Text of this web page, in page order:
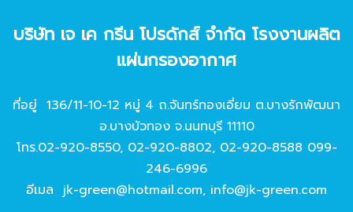
บริษัท เจ เค กรีน โปรดักส์ จํากัด โรงงานผลิต
แผ่นกรองอากาศ
ที่อยู่ 136/11-10-12 หมู่ 4 ถ.จันทร์ทองเอี่ยม ต.บางรักพัฒนา
อ.บางบัวทอง จ.นนทบุรี 11110
โทร.02-920-8550, 02-920-8802, 02-920-8588 099-
246-6996
อีเมล jk-green@hotmail.com, info@jk-green.com